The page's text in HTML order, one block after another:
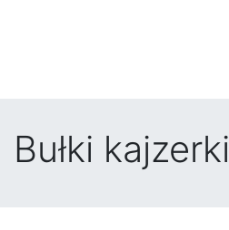
Bułki kajzerki